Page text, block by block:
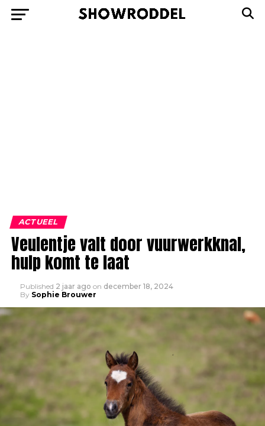
ACTUEEL
Veulentje valt door vuurwerkknal,
hulp komt te laat
Published 2 jaar ago on december 18, 2024
By Sophie Brouwer